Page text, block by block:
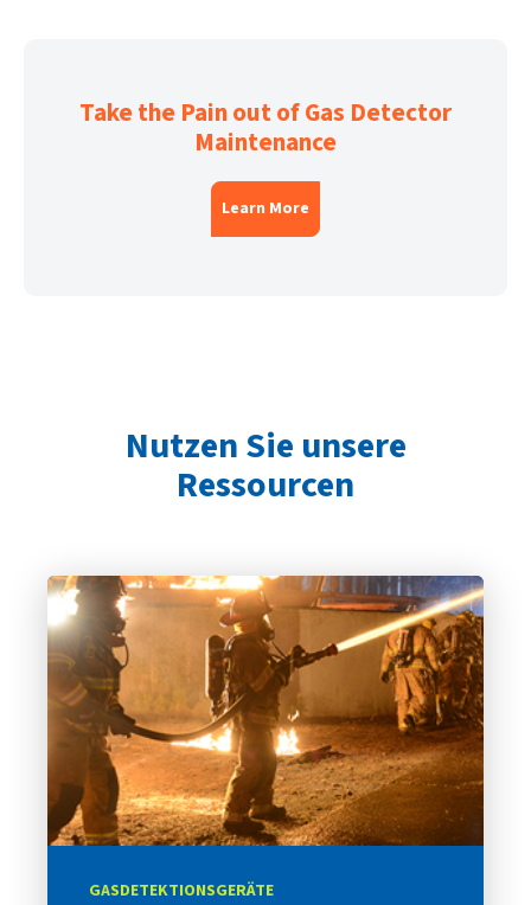
Take the Pain out of Gas Detector
Maintenance
Learn More
Nutzen Sie unsere
Ressourcen
GASDETEKTIONSGERÄTE